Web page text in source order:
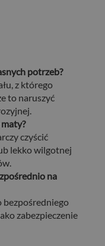
potrzeb?
z którego
to naruszyć
czyścić
lekko wilgotnej
na
bezpośredniego
zabezpieczenie